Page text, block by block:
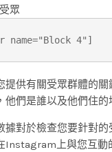
眾
name="Block 4"]
提供有關受眾群體的
他們是誰以及他們住的
據對於檢查您要針對
Instagram上與您互動